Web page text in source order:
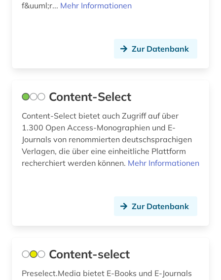
f&uuml;r... Mehr Informationen
Zur Datenbank
Content-Select
Content-Select bietet auch Zugriff auf über
1.300 Open Access-Monographien und E-
Journals von renommierten deutschsprachigen
Verlagen, die über eine einheitliche Plattform
recherchiert werden können. Mehr Informationen
Zur Datenbank
Content-select
Preselect.Media bietet E-Books und E-Journals